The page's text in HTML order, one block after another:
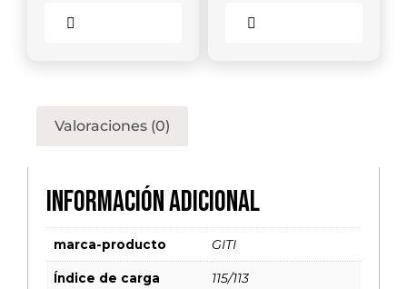
Valoraciones (0)
Información adicional
marca-producto GITI
Índice de carga 115/113